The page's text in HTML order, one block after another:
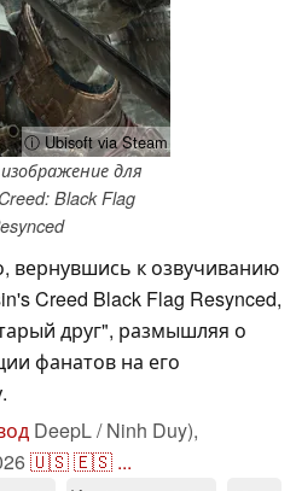
ⓘ Ubisoft via Steam
для
Black Flag
вернувшись к озвучиванию
Creed Black Flag Resynced,
друг", размышляя о
фанатов на его
DeepL / Ninh Duy),
🇺🇸🇪🇸 ...